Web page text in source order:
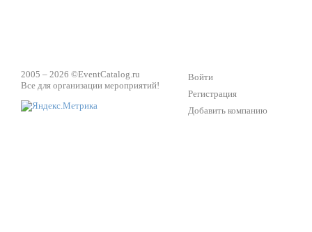
2005 – 2026 ©EventCatalog.ru
Все для организации мероприятий!
Войти
Регистрация
Добавить компанию